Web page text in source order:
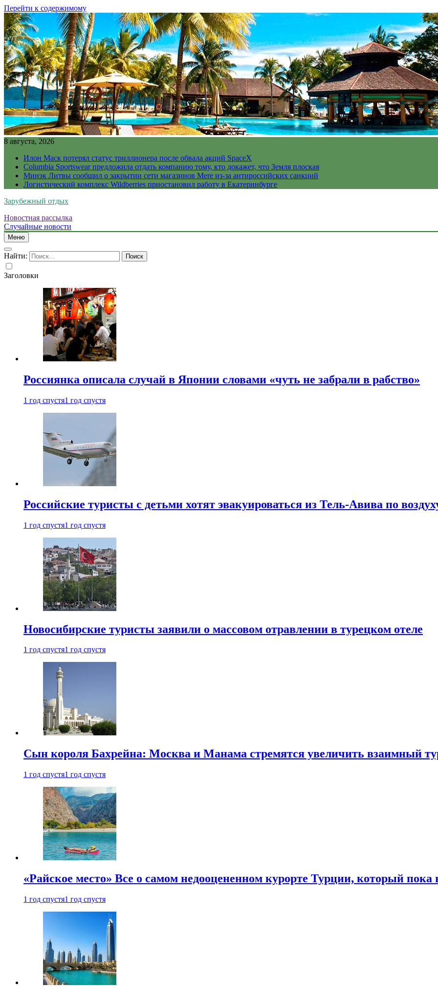
Перейти к содержимому
8 августа, 2026
Илон Маск потерял статус триллионера после обвала акций SpaceX
Columbia Sportswear предложила отдать компанию тому, кто докажет, что Земля плоская
Минэк Литвы сообщил о закрытии сети магазинов Mere из-за антироссийских санкций
Логистический комплекс Wildberries приостановил работу в Екатеринбурге
Зарубежный отдых
Новостная рассылка
Случайные новости
Меню
Найти:
Заголовки
Россиянка описала случай в Японии словами «чуть не забрали в рабство»
1 год спустя1 год спустя
Российские туристы с детьми хотят эвакуироваться из Тель-Авива по
1 год спустя1 год спустя
Новосибирские туристы заявили о массовом отравлении в турецком отеле
1 год спустя1 год спустя
Сын короля Бахрейна: Москва и Манама стремятся увеличить взаимный
1 год спустя1 год спустя
«Райское место» Все о самом недооцененном курорте Турции, который пока
1 год спустя1 год спустя